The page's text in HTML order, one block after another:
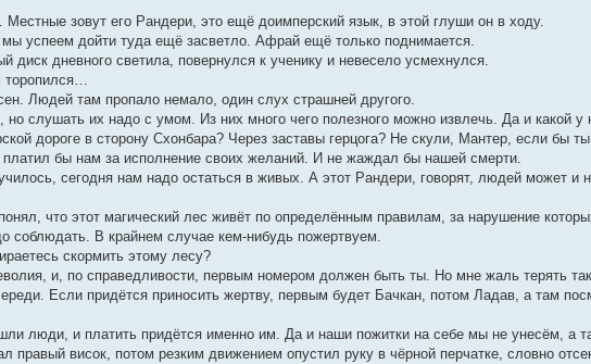
зовут его Рандери, это ещё доимперский язык, в этой глуши он в ходу.
успеем дойти туда ещё засветло. Афрай ещё только поднимается.
диск дневного светила, повернулся к ученику и невесело усмехнулся.
торопился…
Людей там пропало немало, один слух страшней другого.
слушать их надо с умом. Из них много чего полезного можно извлечь. Да и какой
дороге в сторону Схонбара? Через заставы герцога? Не скули, Мантер, если бы
платил бы нам за исполнение своих желаний. И не жаждал бы нашей смерти.
сегодня нам надо остаться в живых. А этот Рандери, говорят, людей может и
что этот магический лес живёт по определённым правилам, за нарушение
соблюдать. В крайнем случае кем-нибудь пожертвуем.
скормить этому лесу?
и, по справедливости, первым номером должен быть ты. Но мне жаль терять
Если придётся приносить жертву, первым будет Бачкан, потом Ладав, а там
люди, и платить придётся именно им. Да и наши пожитки на себе мы не унесём, а
правый висок, потом резким движением опустил руку в чёрной перчатке, словно